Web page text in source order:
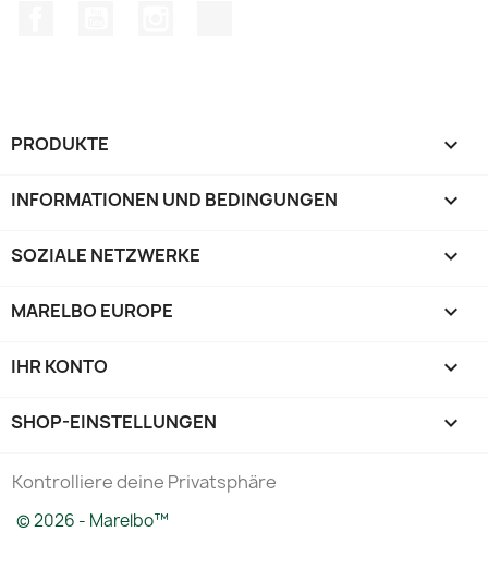
PRODUKTE 
INFORMATIONEN UND BEDINGUNGEN 
SOZIALE NETZWERKE 
MARELBO EUROPE 
IHR KONTO 
SHOP-EINSTELLUNGEN keyboard_arrow_down
Kontrolliere deine Privatsphäre
© 2026 - Marelbo™